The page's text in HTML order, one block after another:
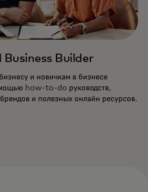
Builder
и новичкам в бизнесе
how-to-do руководств,
и полезных онлайн ресурсов.